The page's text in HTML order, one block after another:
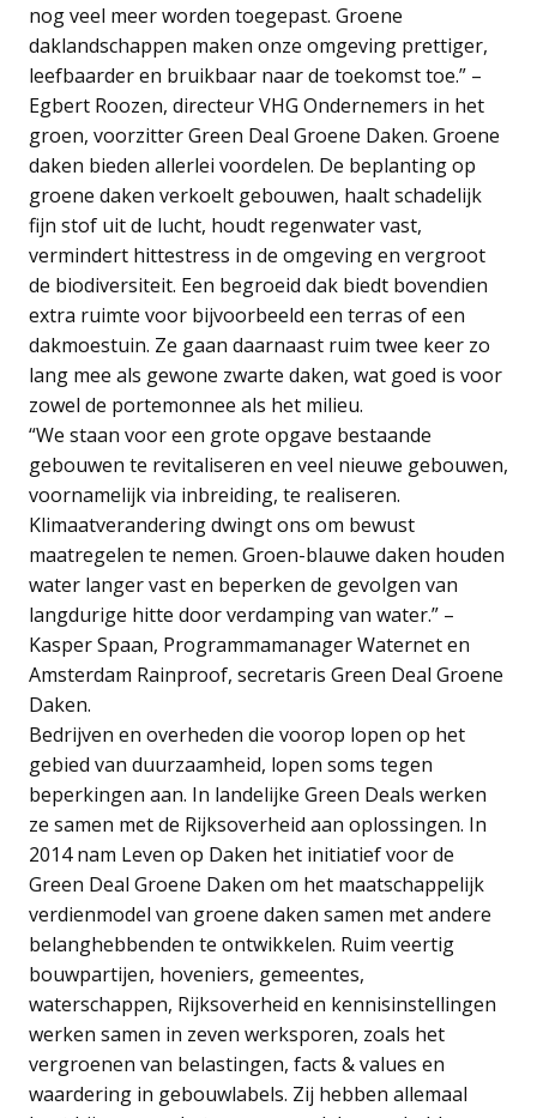
nog veel meer worden toegepast. Groene
daklandschappen maken onze omgeving prettiger,
leefbaarder en bruikbaar naar de toekomst toe.” –
Egbert Roozen, directeur VHG Ondernemers in het
groen, voorzitter Green Deal Groene Daken. Groene
daken bieden allerlei voordelen. De beplanting op
groene daken verkoelt gebouwen, haalt schadelijk
fijn stof uit de lucht, houdt regenwater vast,
vermindert hittestress in de omgeving en vergroot
de biodiversiteit. Een begroeid dak biedt bovendien
extra ruimte voor bijvoorbeeld een terras of een
dakmoestuin. Ze gaan daarnaast ruim twee keer zo
lang mee als gewone zwarte daken, wat goed is voor
zowel de portemonnee als het milieu.
“We staan voor een grote opgave bestaande
gebouwen te revitaliseren en veel nieuwe gebouwen,
voornamelijk via inbreiding, te realiseren.
Klimaatverandering dwingt ons om bewust
maatregelen te nemen. Groen-blauwe daken houden
water langer vast en beperken de gevolgen van
langdurige hitte door verdamping van water.” –
Kasper Spaan, Programmamanager Waternet en
Amsterdam Rainproof, secretaris Green Deal Groene
Daken.
Bedrijven en overheden die voorop lopen op het
gebied van duurzaamheid, lopen soms tegen
beperkingen aan. In landelijke Green Deals werken
ze samen met de Rijksoverheid aan oplossingen. In
2014 nam Leven op Daken het initiatief voor de
Green Deal Groene Daken om het maatschappelijk
verdienmodel van groene daken samen met andere
belanghebbenden te ontwikkelen. Ruim veertig
bouwpartijen, hoveniers, gemeentes,
waterschappen, Rijksoverheid en kennisinstellingen
werken samen in zeven werksporen, zoals het
vergroenen van belastingen, facts & values en
waardering in gebouwlabels. Zij hebben allemaal